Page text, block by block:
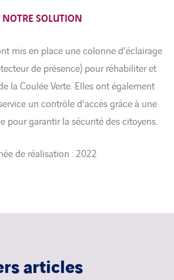
NOTRE SOLUTION
mis en place une colonne d’éclairage
de présence) pour réhabiliter et
la Coulée Verte. Elles ont également
un contrôle d’accès grâce à une
pour garantir la sécurité des citoyens.
de réalisation : 2022
articles